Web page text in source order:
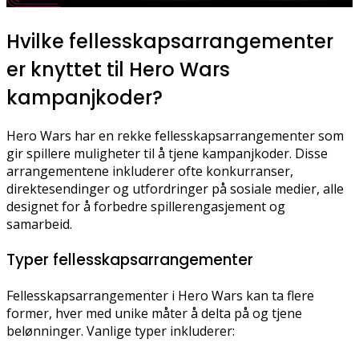
Hvilke fellesskapsarrangementer
er knyttet til Hero Wars
kampanjkoder?
Hero Wars har en rekke fellesskapsarrangementer som
gir spillere muligheter til å tjene kampanjkoder. Disse
arrangementene inkluderer ofte konkurranser,
direktesendinger og utfordringer på sosiale medier, alle
designet for å forbedre spillerengasjement og
samarbeid.
Typer fellesskapsarrangementer
Fellesskapsarrangementer i Hero Wars kan ta flere
former, hver med unike måter å delta på og tjene
belønninger. Vanlige typer inkluderer: